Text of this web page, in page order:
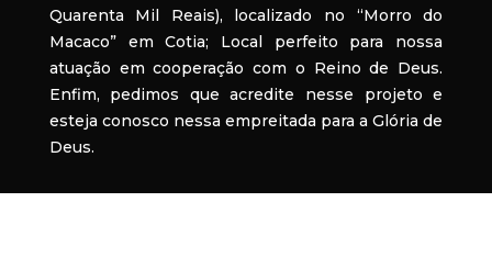
Quarenta Mil Reais), localizado no “Morro do
Macaco” em Cotia; Local perfeito para nossa
atuação em cooperação com o Reino de Deus.
Enfim, pedimos que acredite nesse projeto e
esteja conosco nessa empreitada para a Glória de
Deus.